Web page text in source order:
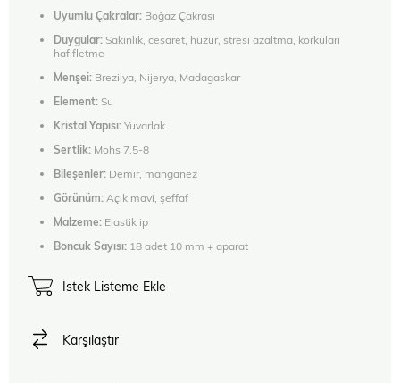
Uyumlu Çakralar: Boğaz Çakrası
Duygular: Sakinlik, cesaret, huzur, stresi azaltma, korkuları
hafifletme
Menşei: Brezilya, Nijerya, Madagaskar
Element: Su
Kristal Yapısı:Yuvarlak
Sertlik: Mohs 7.5-8
Bileşenler: Demir, manganez
Görünüm: Açık mavi, şeffaf
Malzeme: Elastik ip
Boncuk Sayısı: 18 adet 10 mm + aparat
İstek Listeme Ekle
Karşılaştır